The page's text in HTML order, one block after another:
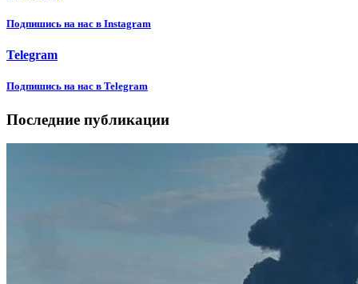
Подпишиcь на нас в Instagram
Telegram
Подпишиcь на нас в Telegram
Последние публикации